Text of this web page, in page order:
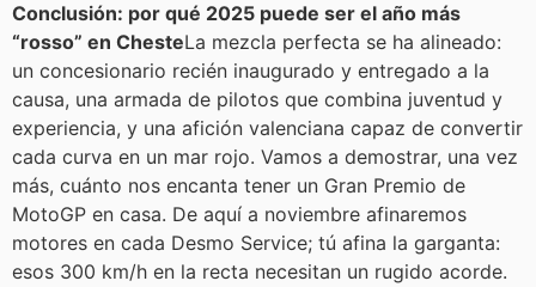
Conclusión: por qué 2025 puede ser el año más
“rosso” en ChesteLa mezcla perfecta se ha alineado:
un concesionario recién inaugurado y entregado a la
causa, una armada de pilotos que combina juventud y
experiencia, y una afición valenciana capaz de convertir
cada curva en un mar rojo. Vamos a demostrar, una vez
más, cuánto nos encanta tener un Gran Premio de
MotoGP en casa. De aquí a noviembre afinaremos
motores en cada Desmo Service; tú afina la garganta:
esos 300 km/h en la recta necesitan un rugido acorde.